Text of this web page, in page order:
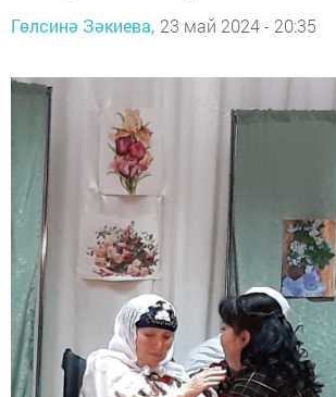
Гөлсинә Зәкиева, 23 май 2024 - 20:35